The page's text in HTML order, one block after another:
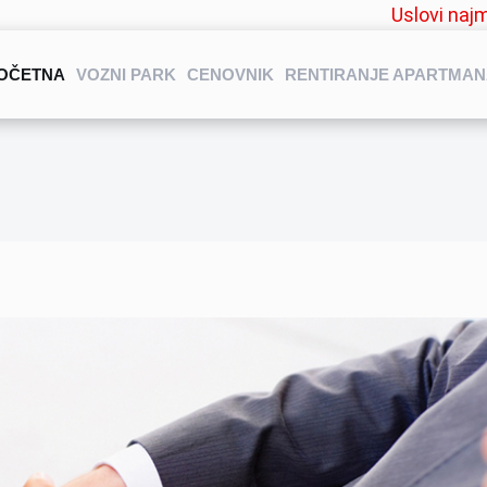
Uslovi
VOZNI PARK CENOVNIK RENTIRANJE